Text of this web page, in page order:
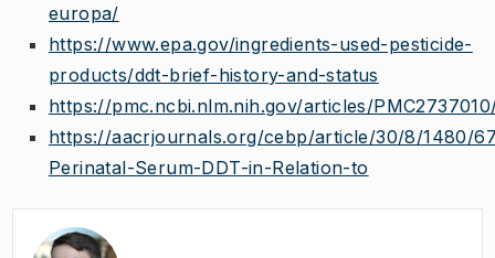
europa/
https://www.epa.gov/ingredients-used-pesticide-
products/ddt-brief-history-and-status
https://pmc.ncbi.nlm.nih.gov/articles/
https://aacrjournals.org/cebp/article/30/8/1480/
Perinatal-Serum-DDT-in-Relation-to